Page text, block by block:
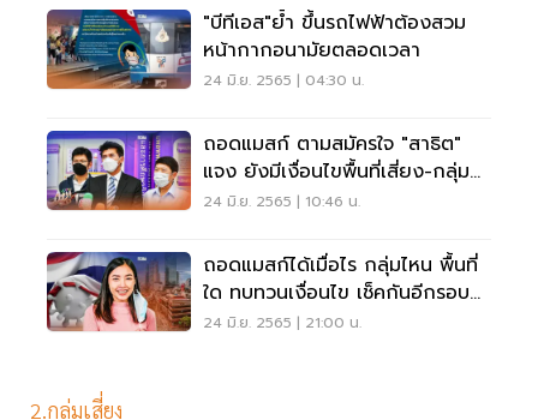
"บีทีเอส"ย้ำ ขึ้นรถไฟฟ้าต้องสวม
หน้ากากอนามัยตลอดเวลา
24 มิ.ย. 2565 | 04:30 น.
ถอดแมสก์ ตามสมัครใจ "สาธิต"
แจง ยังมีเงื่อนไขพื้นที่เสี่ยง-กลุ่ม
เสี่ยง
24 มิ.ย. 2565 | 10:46 น.
ถอดแมสก์ได้เมื่อไร กลุ่มไหน พื้นที่
ใด ทบทวนเงื่อนไข เช็คกันอีกรอบที่
นี่
24 มิ.ย. 2565 | 21:00 น.
2.กลุ่มเสี่ยง